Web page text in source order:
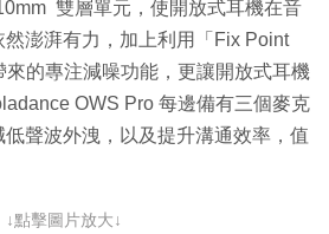
雙層單元，使開放式耳機在音
澎湃有力，加上利用「Fix Point
來的專注減噪功能，更讓開放式耳機
OWS Pro 每邊備有三個麥克
聲波外洩，以及提升溝通效率，值
↓點擊圖片放大↓